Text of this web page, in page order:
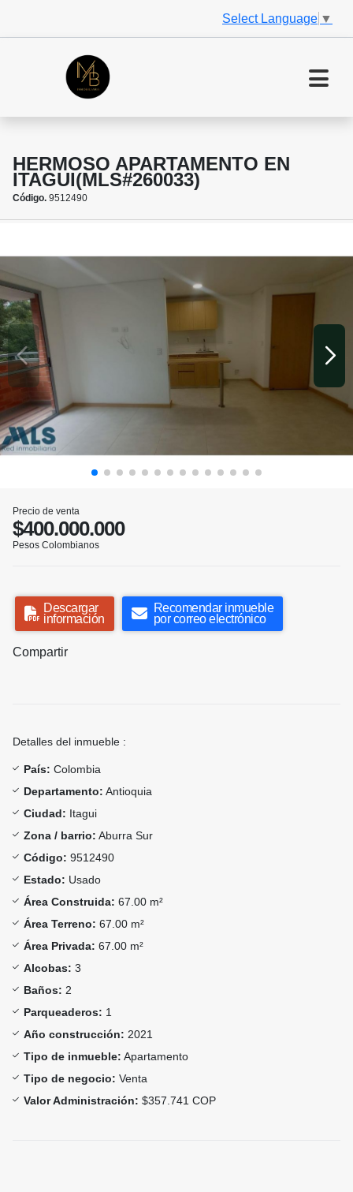
Select Language ▼
HERMOSO APARTAMENTO EN
ITAGUI(MLS#260033)
Código. 9512490
Precio de venta
$400.000.000
Pesos Colombianos
Descargar
información
Recomendar inmueble
por correo electrónico
Compartir
Detalles del inmueble :
País: Colombia
Departamento: Antioquia
Ciudad: Itagui
Zona / barrio: Aburra Sur
Código: 9512490
Estado: Usado
Área Construida: 67.00 m²
Área Terreno: 67.00 m²
Área Privada: 67.00 m²
Alcobas: 3
Baños: 2
Parqueaderos: 1
Año construcción: 2021
Tipo de inmueble: Apartamento
Tipo de negocio: Venta
Valor Administración: $357.741 COP